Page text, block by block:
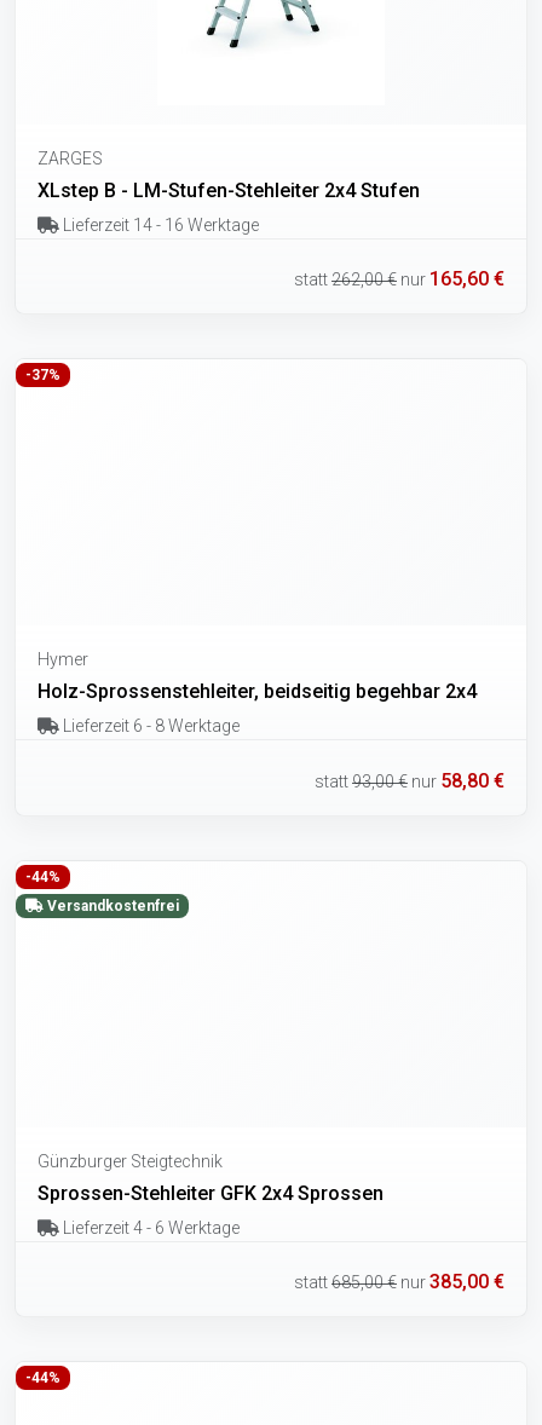
ZARGES
XLstep B - LM-Stufen-Stehleiter 2x4 Stufen
Lieferzeit 14 - 16 Werktage
statt262,00 € nur 165,60 €
-37%
Hymer
Holz-Sprossenstehleiter, beidseitig begehbar 2x4
Lieferzeit 6 - 8 Werktage
statt93,00 € nur 58,80 €
-44%
Versandkostenfrei
Günzburger Steigtechnik
Sprossen-Stehleiter GFK 2x4 Sprossen
Lieferzeit 4 - 6 Werktage
statt685,00 € nur385,00 €
-44%